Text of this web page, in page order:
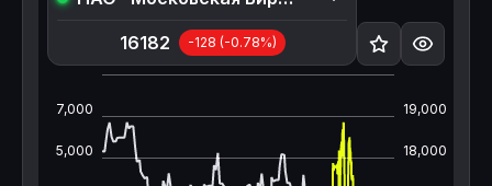
16182 -128 (-0.78%)